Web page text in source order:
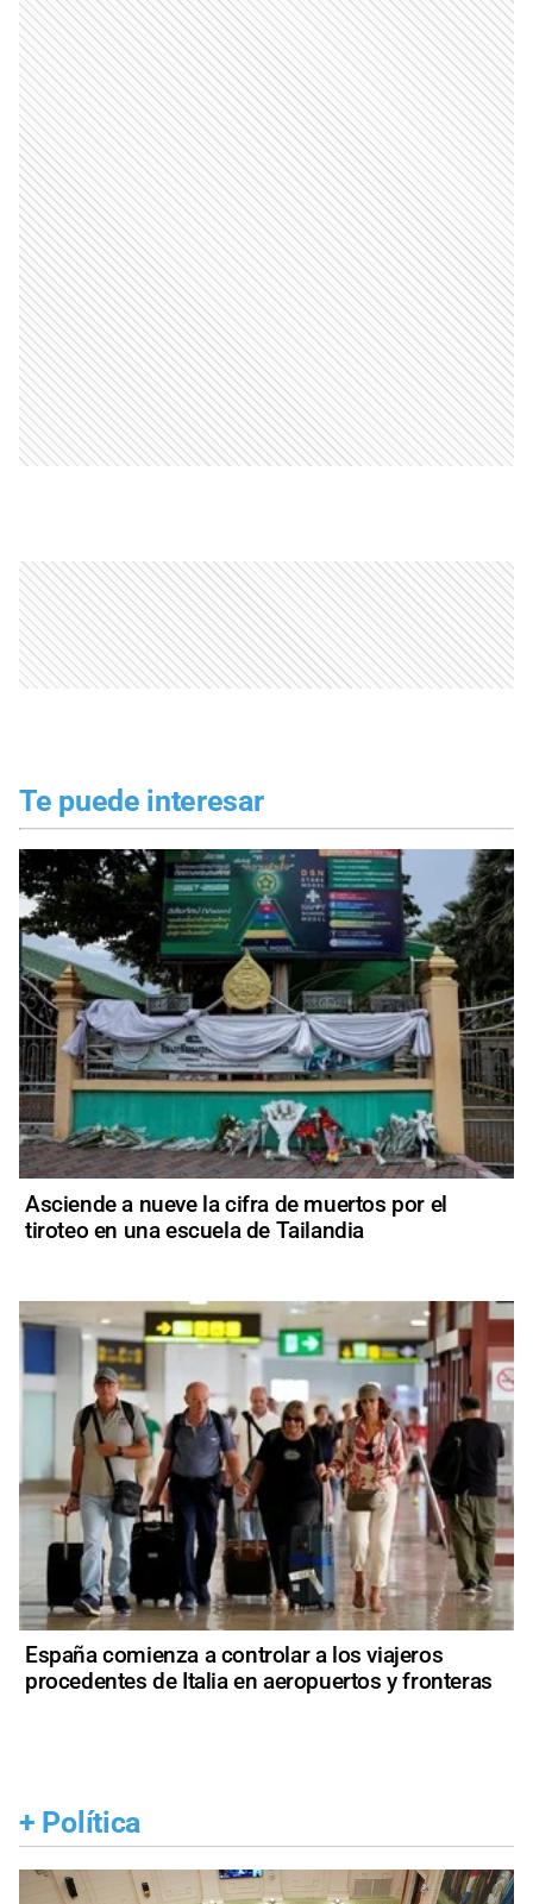
Te puede interesar
Asciende a nueve la cifra de muertos por el
tiroteo en una escuela de Tailandia
España comienza a controlar a los viajeros
procedentes de Italia en aeropuertos y fronteras
+ Política